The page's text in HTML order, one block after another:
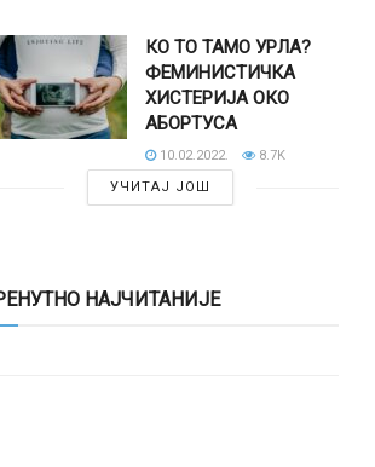
КО ТО ТАМО УРЛА?
ФЕМИНИСТИЧКА
ХИСТЕРИЈА ОКО
АБОРТУСА
10.02.2022.
8.7K
УЧИТАЈ ЈОШ
НАЈЧИТАНИЈЕ